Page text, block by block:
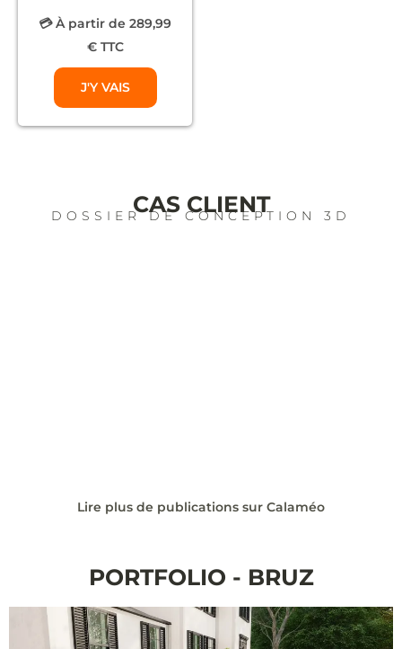
💳 À partir de 289,99
€ TTC
J'Y VAIS
CAS CLIENT
DOSSIER DE CONCEPTION 3D
Lire plus de publications sur Calaméo
PORTFOLIO - BRUZ